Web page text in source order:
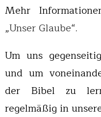
Mehr
„Unser Glaube“.
Um uns
und um
der Bibel zu
regelmäßig in